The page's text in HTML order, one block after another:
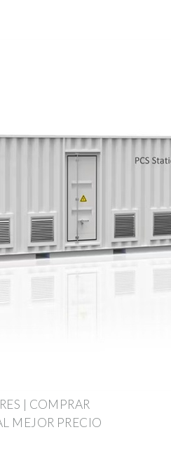
| COMPRAR
MEJOR PRECIO